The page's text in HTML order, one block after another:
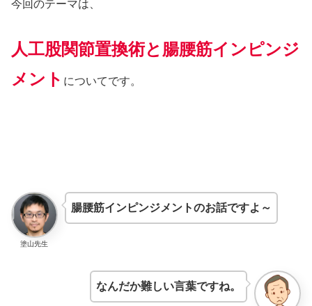
今回のテーマは、
人工股関節置換術と腸腰筋インピンジ
メント についてです。
塗山先生
腸腰筋インピンジメントのお話ですよ～
なんだか難しい言葉ですね。